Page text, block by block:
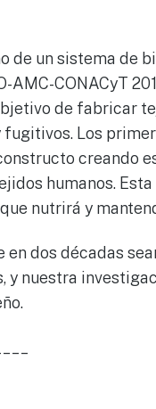
de un sistema de
AMC-CONACyT
de fabricar
Los
creando
humanos.
nutrirá y
en dos décadas
y nuestra